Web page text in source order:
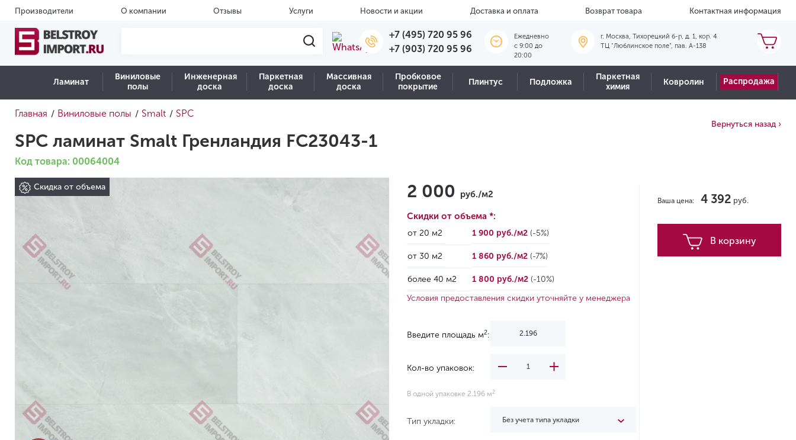
Производители О компании Отзывы Услуги Новости и акции Доставка и оплата Возврат товара Контактная информация
+7 (495) 720 95 96
+7 (903) 720 95 96
Ежедневно
c 9:00 до
20:00
г. Москва, Тихорецкий б-р, д. 1, кор. 4
ТЦ "Люблинское поле", пав. А-138
Ламинат
Виниловые
полы
Инженерная
доска
Паркетная
доска
Массивная
доска
Пробковое
покрытие
Плинтус Подложка
Паркетная
химия
Ковролин Распродажа
Главная / Виниловые полы / Smalt / SPC
SPC ламинат Smalt Гренландия FC23043-1
Код товара: 00064004
Скидка от объема
Вернуться назад ›
2 000 руб./м2
Скидки от объема *:
от 20 м2 1 900 руб./м2 (-5%)
от 30 м2 1 860 руб./м2 (-7%)
более 40 м2 1 800 руб./м2 (-10%)
Условия предоставления скидки уточняйте у менеджера
Введите площадь м2:
Кол-во упаковок:
В одной упаковке 2.196 м 2
Тип укладки: Без учета типа укладки
Ваша цена: 4 392 руб.
В корзину